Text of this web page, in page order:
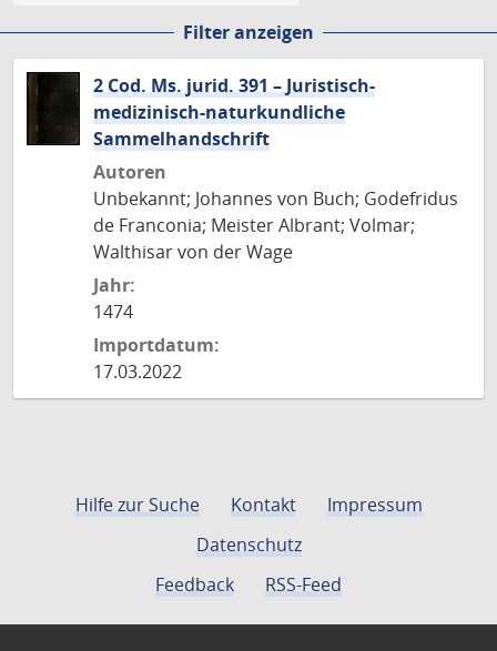
Filter anzeigen
2 Cod. Ms. jurid. 391 – Juristisch-
medizinisch-naturkundliche
Sammelhandschrift
Autoren
Unbekannt; Johannes von Buch; Godefridus
de Franconia; Meister Albrant; Volmar;
Walthisar von der Wage
Jahr:
1474
Importdatum:
17.03.2022
Hilfe zur Suche Kontakt
Impressum
Datenschutz
Feedback
RSS-Feed